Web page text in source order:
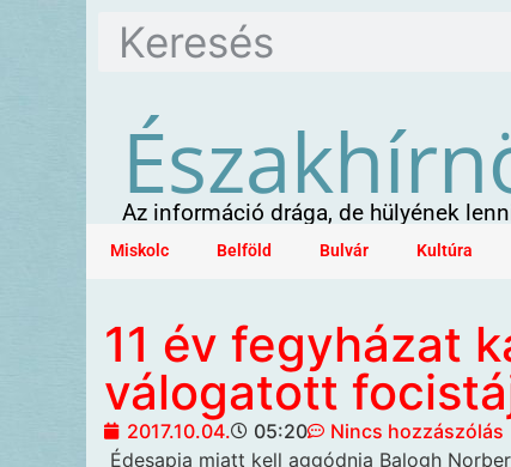
Az információ drága, de hülyének
Miskolc Belföld Bulvár Kultúra
11 év fegyházat
válogatott
2017.10.04. 05:20
Nincs hozzászólás
Édesapja miatt kell aggódnia Balogh